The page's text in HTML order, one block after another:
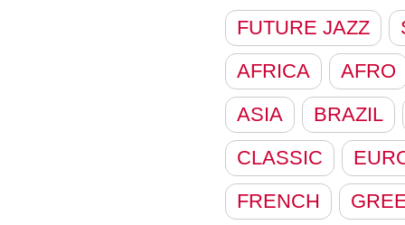
FUTURE JAZZ
AFRICA
AFRO
ASIA
BRAZIL
CLASSIC
FRENCH